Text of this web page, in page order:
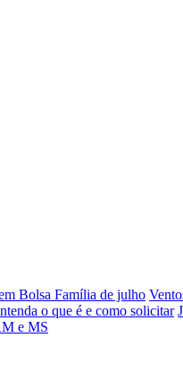
Bolsa Família de julho
o que é e como solicitar
e MS